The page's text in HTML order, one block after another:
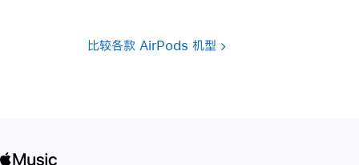
比较各款 AirPods 机型